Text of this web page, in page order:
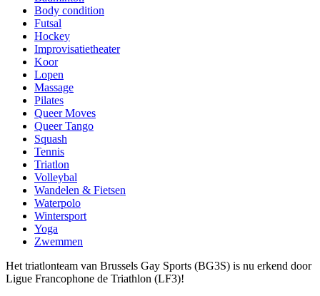
Body condition
Futsal
Hockey
Improvisatietheater
Koor
Lopen
Massage
Pilates
Queer Moves
Queer Tango
Squash
Tennis
Triatlon
Volleybal
Wandelen & Fietsen
Waterpolo
Wintersport
Yoga
Zwemmen
Het triatlonteam van Brussels Gay Sports (BG3S) is nu erkend door
Ligue Francophone de Triathlon (LF3)!